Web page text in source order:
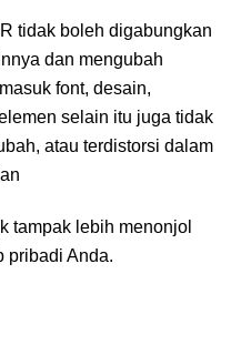
tidak boleh digabungkan
dan mengubah
font, desain,
selain itu juga tidak
atau terdistorsi dalam
tampak lebih menonjol
pribadi Anda.